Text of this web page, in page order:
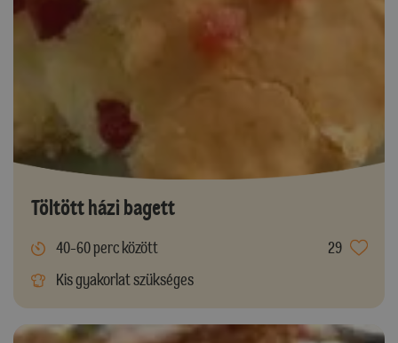
Töltött házi bagett
40-60 perc között
29
Kis gyakorlat szükséges